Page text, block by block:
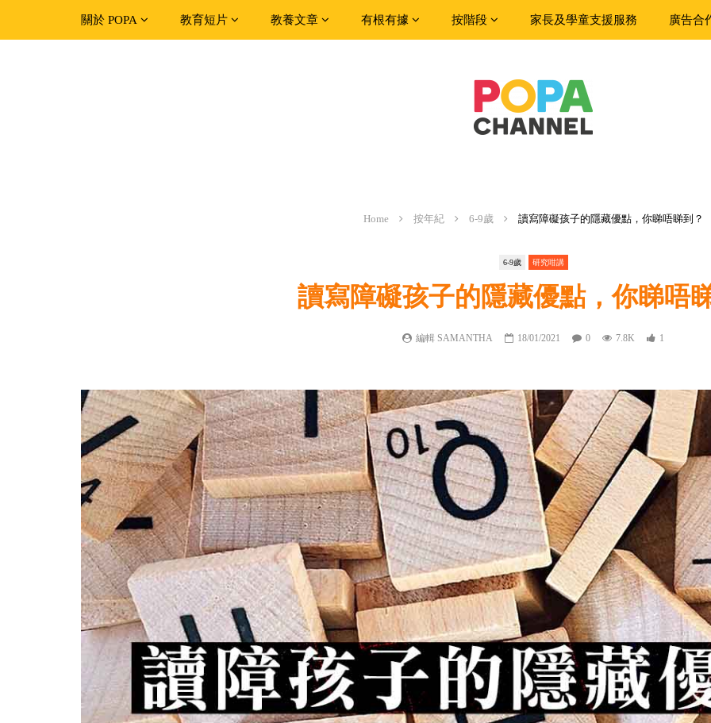
關於 POPA 教育短片 教養文章 有根有據 按階段 家長及學童支援服務 廣告合
Home 按年紀 6-9歲 讀寫障礙孩子的隱藏優點，你睇唔睇到？
6-9歲 研究咁講
讀寫障礙孩子的隱藏優點，你睇唔
編輯 SAMANTHA 18/01/2021 0 7.8K 1